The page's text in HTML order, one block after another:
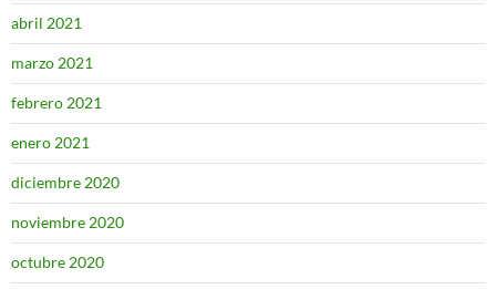
abril 2021
marzo 2021
febrero 2021
enero 2021
diciembre 2020
noviembre 2020
octubre 2020